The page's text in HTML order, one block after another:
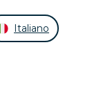
Italiano